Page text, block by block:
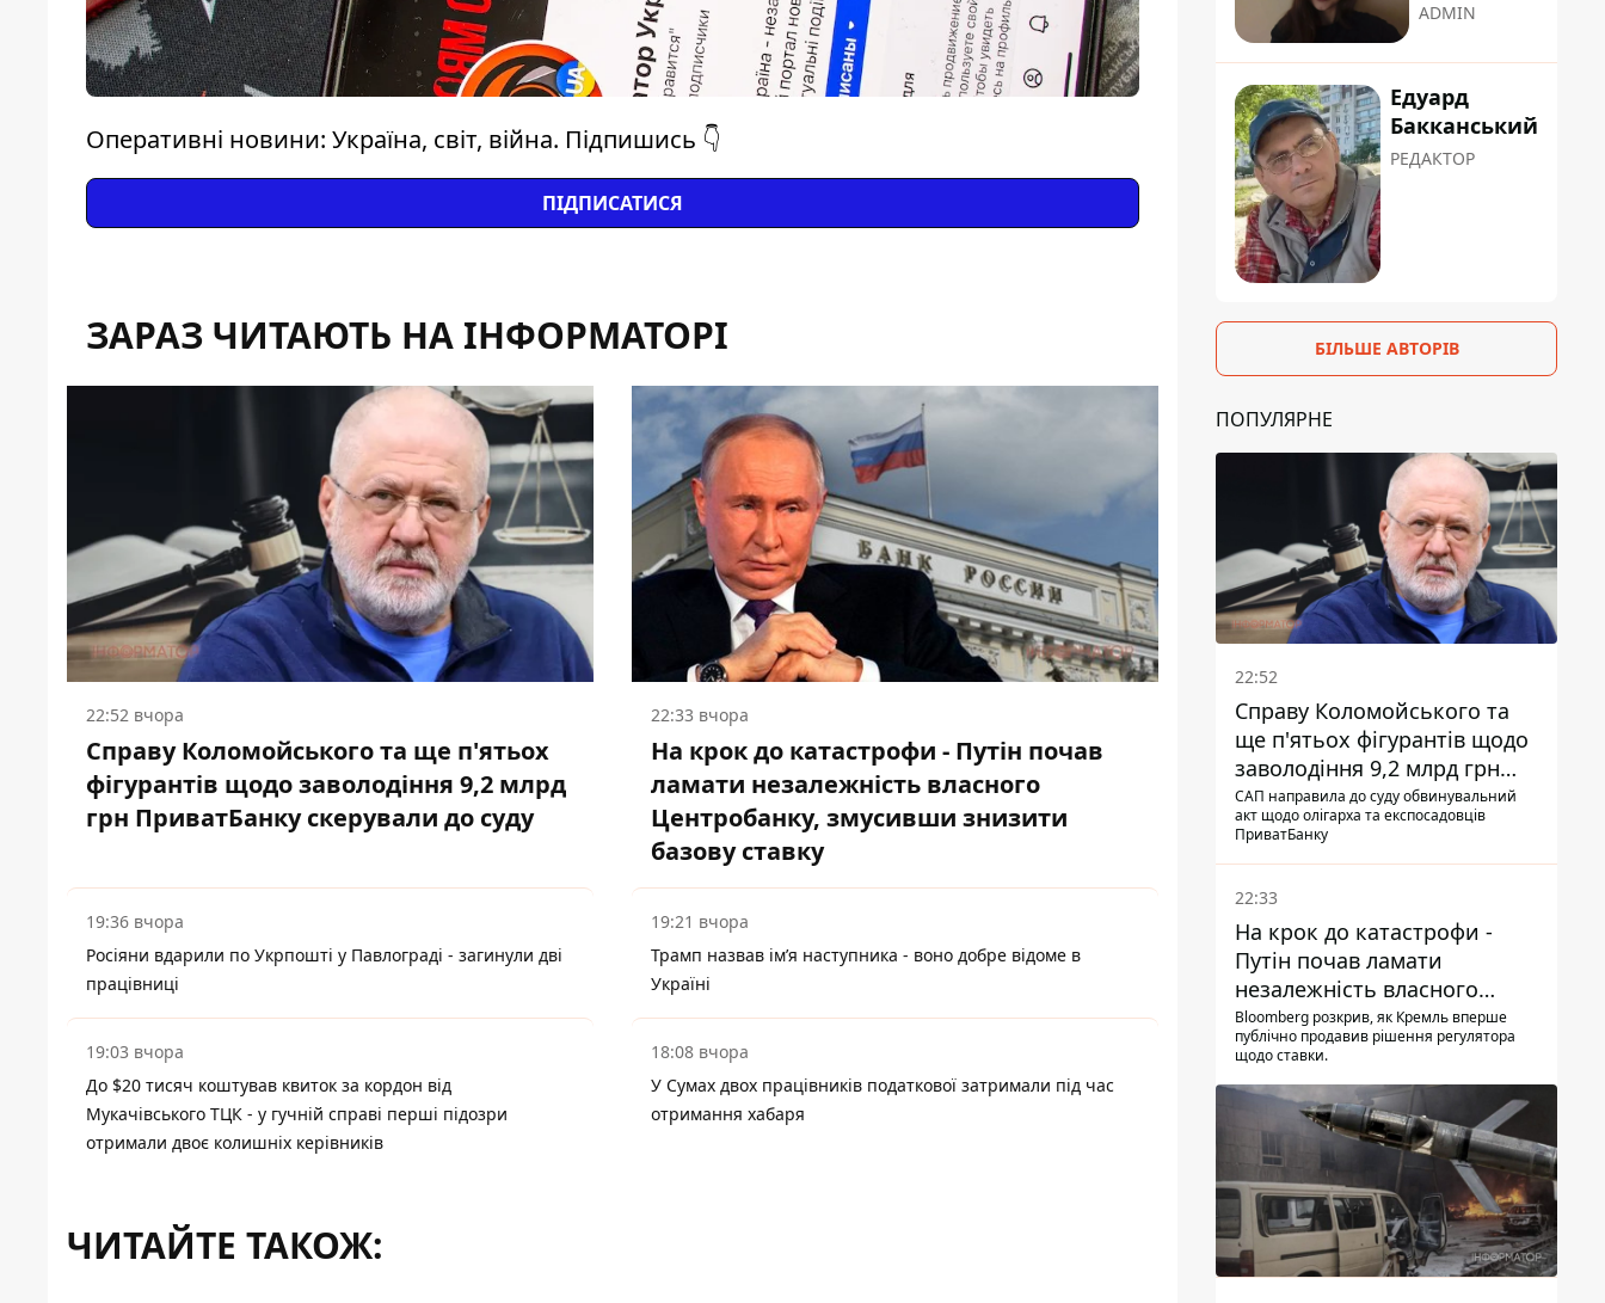
Оперативні новини: Україна, світ, війна. Підпишись 👇
ПІДПИСАТИСЯ
ЗАРАЗ ЧИТАЮТЬ НА ІНФОРМАТОРІ
22:52 вчора
Справу Коломойського та ще п'ятьох
фігурантів щодо заволодіння 9,2 млрд
грн ПриватБанку скерували до суду
22:33 вчора
На крок до катастрофи - Путін почав
ламати незалежність власного
Центробанку, змусивши знизити
базову ставку
19:36 вчора
Росіяни вдарили по Укрпошті у Павлограді - загинули дві
працівниці
19:21 вчора
Трамп назвав імʼя наступника - воно добре відоме в
Україні
19:03 вчора
До $20 тисяч коштував квиток за кордон від
Мукачівського ТЦК - у гучній справі перші підозри
отримали двоє колишніх керівників
18:08 вчора
У Сумах двох працівників податкової затримали під час
отримання хабаря
ЧИТАЙТЕ ТАКОЖ:
ADMIN
Едуард
Бакканський
РЕДАКТОР
БІЛЬШЕ АВТОРІВ
ПОПУЛЯРНЕ
22:52
Справу Коломойського та
ще п'ятьох фігурантів щодо
заволодіння 9,2 млрд грн
ПриватБанку скерували до
суду
САП направила до суду обвинувальний
акт щодо олігарха та експосадовців
ПриватБанку
22:33
На крок до катастрофи -
Путін почав ламати
незалежність власного
Центробанку, змусивши
знизити базову ставку
Bloomberg розкрив, як Кремль вперше
публічно продавив рішення регулятора
щодо ставки.